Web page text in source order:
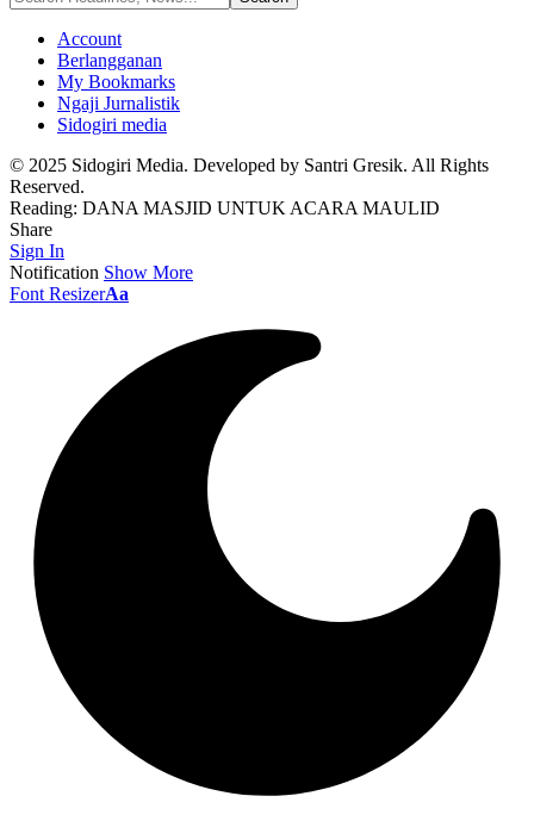
Account
Berlangganan
My Bookmarks
Ngaji Jurnalistik
Sidogiri media
© 2025 Sidogiri Media. Developed by Santri Gresik. All Rights
Reserved.
Reading: DANA MASJID UNTUK ACARA MAULID
Share
Sign In
Notification Show More
Font ResizerAa